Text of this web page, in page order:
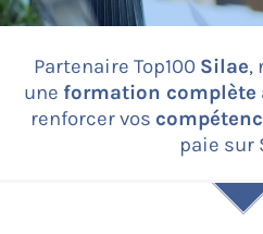
Partenaire Top100 Silae,
une formation complète
renforcer vos
paie sur